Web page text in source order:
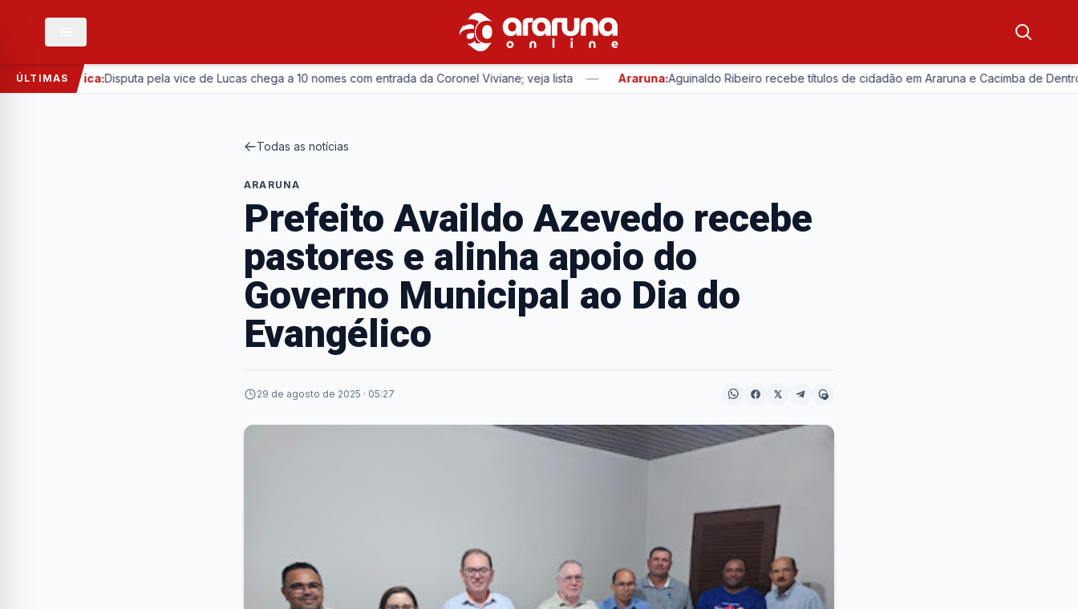
ÚLTIMAS
Política: Disputa pela vice de Lucas chega a 10 nomes com entrada da Coronel Viviane; veja lista — Araruna:Aguinaldo Ribeiro recebe títulos de cidadão em Araruna e Cacimba de Dentro —
Todas as notícias
ARARUNA
Prefeito Availdo Azevedo recebe
pastores e alinha apoio do
Governo Municipal ao Dia do
Evangélico
29 de agosto de 2025 · 05:27